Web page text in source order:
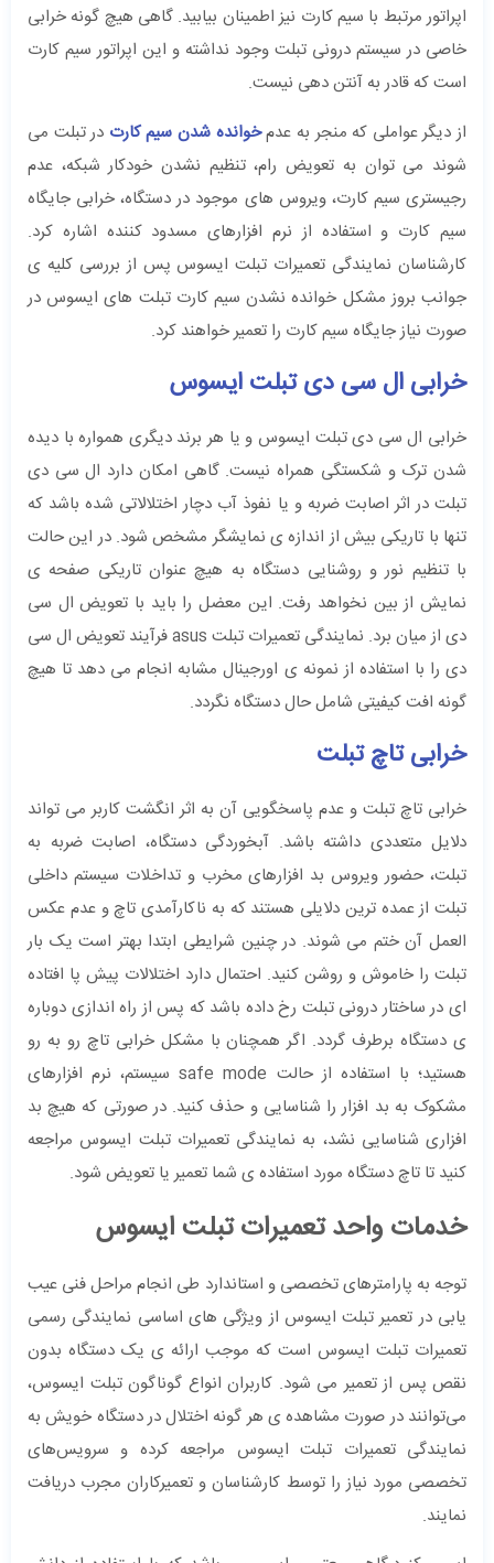
اپراتور مرتبط با سیم کارت نیز اطمینان بیابید. گاهی هیچ گونه خرابی
خاصی در سیستم درونی تبلت وجود نداشته و این اپراتور سیم کارت
است که قادر به آنتن دهی نیست.
از دیگر عواملی که منجر به عدمخوانده شدن سیم کارت در تبلت می
شوند می توان به تعویض رام، تنظیم نشدن خودکار شبکه، عدم
رجیستری سیم کارت، ویروس های موجود در دستگاه، خرابی جایگاه
سیم کارت و استفاده از نرم افزارهای مسدود کننده اشاره کرد.
کارشناسان نمایندگی تعمیرات تبلت ایسوس پس از بررسی کلیه ی
جوانب بروز مشکل خوانده نشدن سیم کارت تبلت های ایسوس در
صورت نیاز جایگاه سیم کارت را تعمیر خواهند کرد.
خرابی ال سی دی تبلت ایسوس
خرابی ال سی دی تبلت ایسوس و یا هر برند دیگری همواره با دیده
شدن ترک و شکستگی همراه نیست. گاهی امکان دارد ال سی دی
تبلت در اثر اصابت ضربه و یا نفوذ آب دچار اختلالاتی شده باشد که
تنها با تاریکی بیش از اندازه ی نمایشگر مشخص شود. در این حالت
با تنظیم نور و روشنایی دستگاه به هیچ عنوان تاریکی صفحه ی
نمایش از بین نخواهد رفت. این معضل را باید با تعویض ال سی
دی از میان برد. نمایندگی تعمیرات تبلت asus فرآیند تعویض ال سی
دی را با استفاده از نمونه ی اورجینال مشابه انجام می دهد تا هیچ
گونه افت کیفیتی شامل حال دستگاه نگردد.
خرابی تاچ تبلت
خرابی تاچ تبلت و عدم پاسخگویی آن به اثر انگشت کاربر می تواند
دلایل متعددی داشته باشد. آبخوردگی دستگاه، اصابت ضربه به
تبلت، حضور ویروس بد افزارهای مخرب و تداخلات سیستم داخلی
تبلت از عمده ترین دلایلی هستند که به ناکارآمدی تاچ و عدم عکس
العمل آن ختم می شوند. در چنین شرایطی ابتدا بهتر است یک بار
تبلت را خاموش و روشن کنید. احتمال دارد اختلالات پیش پا افتاده
ای در ساختار درونی تبلت رخ داده باشد که پس از راه اندازی دوباره
ی دستگاه برطرف گردد. اگر همچنان با مشکل خرابی تاچ رو به رو
هستید؛ با استفاده از حالت safe mode سیستم، نرم افزارهای
مشکوک به بد افزار را شناسایی و حذف کنید. در صورتی که هیچ بد
افزاری شناسایی نشد، به نمایندگی تعمیرات تبلت ایسوس مراجعه
کنید تا تاچ دستگاه مورد استفاده ی شما تعمیر یا تعویض شود.
خدمات واحد تعمیرات تبلت ایسوس
توجه به پارامترهای تخصصی و استاندارد طی انجام مراحل فنی عیب
یابی در تعمیر تبلت ایسوس از ویژگی های اساسی نمایندگی رسمی
تعمیرات تبلت ایسوس است که موجب ارائه ی یک دستگاه بدون
نقص پس از تعمیر می شود. کاربران انواع گوناگون تبلت ایسوس،
می‌توانند در صورت مشاهده ی هر گونه اختلال در دستگاه خویش به
نمایندگی تعمیرات تبلت ایسوس مراجعه کرده و سرویس‌های
تخصصی مورد نیاز را توسط کارشناسان و تعمیرکاران مجرب دریافت
نمایند.